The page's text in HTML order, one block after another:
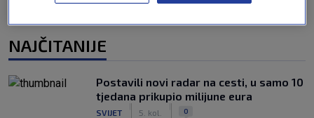
NAJČITANIJE
Postavili novi radar na cesti, u samo 10
tjedana prikupio milijune eura
SVIJET 5. kol. 0